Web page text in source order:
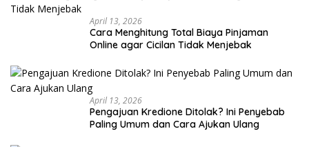
April 13, 2026
Cara Menghitung Total Biaya Pinjaman
Online agar Cicilan Tidak Menjebak
April 13, 2026
Pengajuan Kredione Ditolak? Ini Penyebab
Paling Umum dan Cara Ajukan Ulang